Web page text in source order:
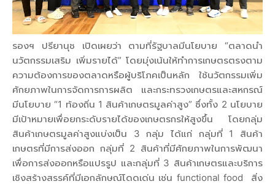
รองฯ ปรียานุช เปิดเผยว่า ตามที่รัฐบาลมีนโยบาย “ตลาดนำ
นวัตกรรมเสริม เพิ่มรายได้” โดยมุ่งเน้นให้ทำการเกษตรตรงตาม
ความต้องการของตลาดหรือผู้บริโภคเป็นหลัก ใช้นวัตกรรมเพิ่ม
ศักยภาพในการจัดการการผลิต และกระทรวงเกษตรและสหกรณ์
มีนโยบาย “1 ท้องถิ่น 1 สินค้าเกษตรมูลค่าสูง” ซึ่งทั้ง 2 นโยบาย
มีเป้าหมายเพื่อยกระดับรายได้ของเกษตรกรให้สูงขึ้น โดยกลุ่ม
สินค้าเกษตรมูลค่าสูงแบ่งเป็น 3 กลุ่ม ได้แก่ กลุ่มที่ 1 สินค้า
เกษตรที่มีการส่งออก กลุ่มที่ 2 สินค้าที่มีศักยภาพในการพัฒนา
เพื่อการส่งออกหรือแปรรูป และกลุ่มที่ 3 สินค้าเกษตรและบริการ
เชิงสร้างสรรค์ที่มีเอกลักษณ์โดดเด่น เช่น functional food สิ่ง